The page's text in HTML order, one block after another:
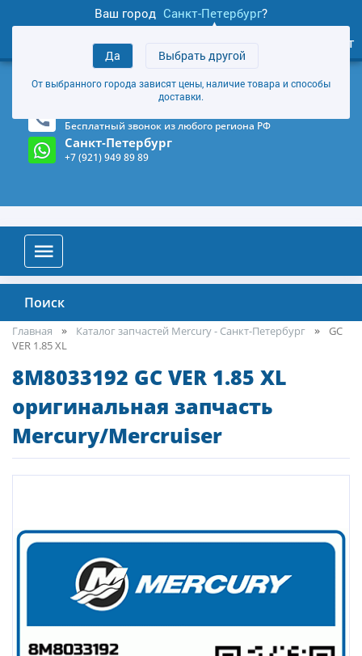
Ваш город Санкт-Петербург?
Да Выбрать другой
От выбранного города зависят цены, наличие товара и способы
доставки.
товаров
Личный кабинет
+7 (921) 949 89 89
Магазин и склад в Санкт-Петербурге (Карта)
Бесплатный звонок из любого региона РФ
Санкт-Петербург
+7 (921) 949 89 89
Поиск
Главная Каталог запчастей Mercury - Санкт-Петербург
GC
VER 1.85 XL
8M8033192 GC VER 1.85 XL
оригинальная запчасть
Mercury/Mercruiser